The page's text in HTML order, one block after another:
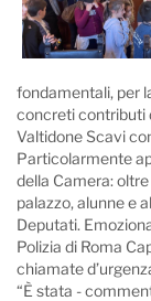
fondamentali, per
concreti contributi
Valtidone Scavi
Particolarmente
della Camera:
palazzo, alunne e
Deputati.
Polizia di Roma
chiamate
“È stata -